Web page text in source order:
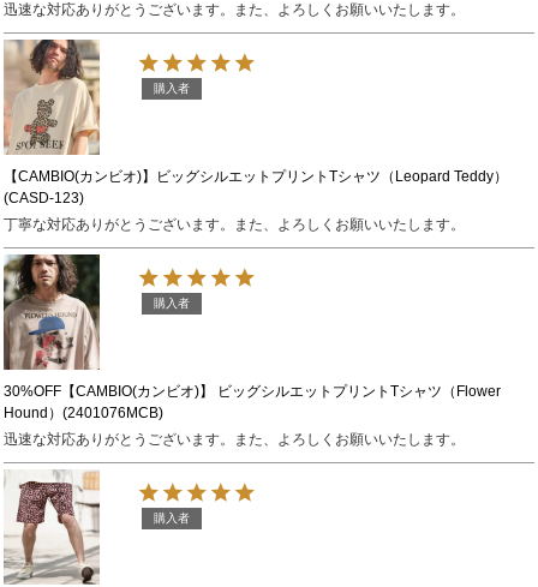
a
t
i
n
迅速な対応ありがとうございます。また、よろしくお願いいたします。
【CAMBIO(カンビオ)】ビッグシルエットプリントTシャツ（Leopard Teddy）
(CASD-123)
購入者
丁寧な対応ありがとうございます。また、よろしくお願いいたします。
30%OFF【CAMBIO(カンビオ)】 ビッグシルエットプリントTシャツ（Flower
Hound）(2401076MCB)
購入者
迅速な対応ありがとうございます。また、よろしくお願いいたします。
購入者